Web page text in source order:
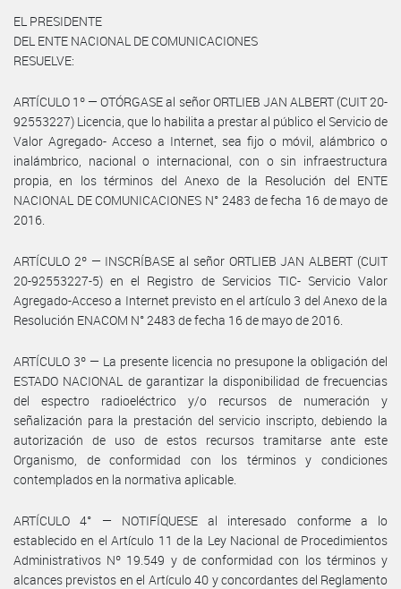
EL PRESIDENTE
DEL ENTE NACIONAL DE COMUNICACIONES
RESUELVE:
ARTÍCULO 1º — OTÓRGASE al señor ORTLIEB JAN ALBERT (CUIT 20-
92553227) Licencia, que lo habilita a prestar al público el Servicio de
Valor Agregado- Acceso a Internet, sea fijo o móvil, alámbrico o
inalámbrico, nacional o internacional, con o sin infraestructura
propia, en los términos del Anexo de la Resolución del ENTE
NACIONAL DE COMUNICACIONES N° 2483 de fecha 16 de mayo de
2016.
ARTÍCULO 2º — INSCRÍBASE al señor ORTLIEB JAN ALBERT (CUIT
20-92553227-5) en el Registro de Servicios TIC- Servicio Valor
Agregado-Acceso a Internet previsto en el artículo 3 del Anexo de la
Resolución ENACOM N° 2483 de fecha 16 de mayo de 2016.
ARTÍCULO 3º — La presente licencia no presupone la obligación del
ESTADO NACIONAL de garantizar la disponibilidad de frecuencias
del espectro radioeléctrico y/o recursos de numeración y
señalización para la prestación del servicio inscripto, debiendo la
autorización de uso de estos recursos tramitarse ante este
Organismo, de conformidad con los términos y condiciones
contemplados en la normativa aplicable.
ARTÍCULO 4° — NOTIFÍQUESE al interesado conforme a lo
establecido en el Artículo 11 de la Ley Nacional de Procedimientos
Administrativos Nº 19.549 y de conformidad con los términos y
alcances previstos en el Artículo 40 y concordantes del Reglamento